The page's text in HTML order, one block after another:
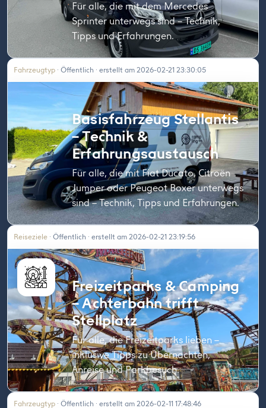
Für alle, die mit dem Mercedes
Sprinter unterwegs sind – Technik,
Tipps und Erfahrungen.
Fahrzeugtyp · Öffentlich · erstellt am 2026-02-21 23:30:05
Basisfahrzeug Stellantis
– Technik &
Erfahrungsaustausch
Für alle, die mit Fiat Ducato, Citroën
Jumper oder Peugeot Boxer unterwegs
sind – Technik, Tipps und Erfahrungen.
Reiseziele · Öffentlich · erstellt am 2026-02-21 23:19:56
Freizeitparks & Camping
– Achterbahn trifft
Stellplatz
Für alle, die Freizeitparks lieben –
inklusive Tipps zu Übernachten,
Anreise und Parkbesuch.
Fahrzeugtyp · Öffentlich · erstellt am 2026-02-11 17:48:46